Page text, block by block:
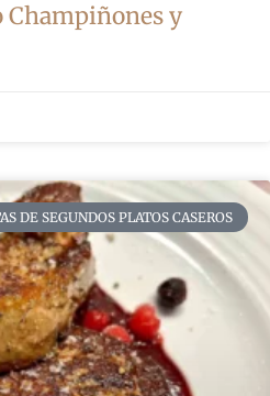
Champiñones y
DE SEGUNDOS PLATOS CASEROS